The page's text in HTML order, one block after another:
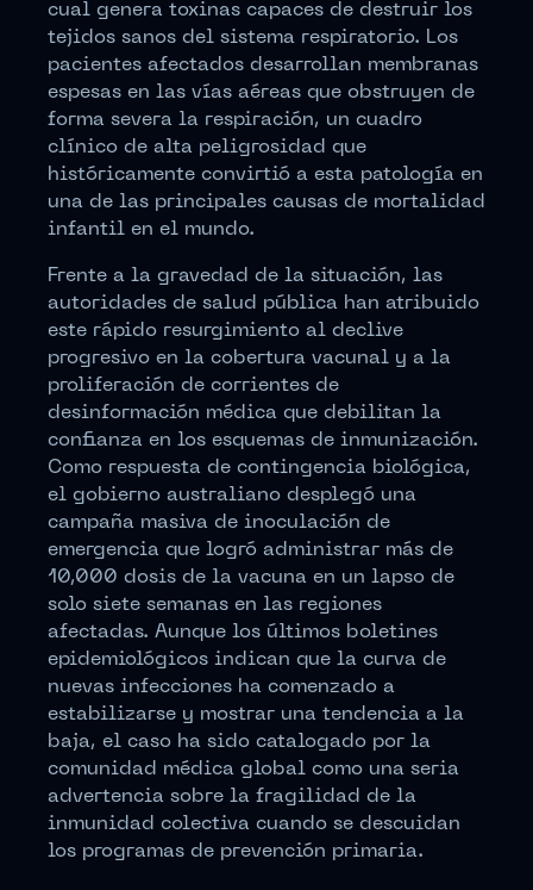
cual genera toxinas capaces de destruir los
tejidos sanos del sistema respiratorio. Los
pacientes afectados desarrollan membranas
espesas en las vías aéreas que obstruyen de
forma severa la respiración, un cuadro
clínico de alta peligrosidad que
históricamente convirtió a esta patología en
una de las principales causas de mortalidad
infantil en el mundo.
Frente a la gravedad de la situación, las
autoridades de salud pública han atribuido
este rápido resurgimiento al declive
progresivo en la cobertura vacunal y a la
proliferación de corrientes de
desinformación médica que debilitan la
confianza en los esquemas de inmunización.
Como respuesta de contingencia biológica,
el gobierno australiano desplegó una
campaña masiva de inoculación de
emergencia que logró administrar más de
10,000 dosis de la vacuna en un lapso de
solo siete semanas en las regiones
afectadas. Aunque los últimos boletines
epidemiológicos indican que la curva de
nuevas infecciones ha comenzado a
estabilizarse y mostrar una tendencia a la
baja, el caso ha sido catalogado por la
comunidad médica global como una seria
advertencia sobre la fragilidad de la
inmunidad colectiva cuando se descuidan
los programas de prevención primaria.